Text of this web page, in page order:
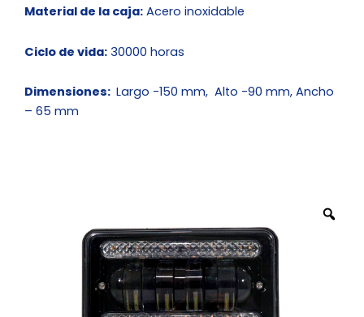
Material de la caja: Acero inoxidable
Ciclo de vida: 30000 horas
Dimensiones: Largo -150 mm, Alto -90 mm, Ancho
– 65 mm